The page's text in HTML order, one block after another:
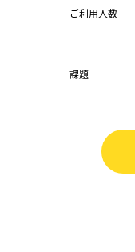
​課題
ご利用人数